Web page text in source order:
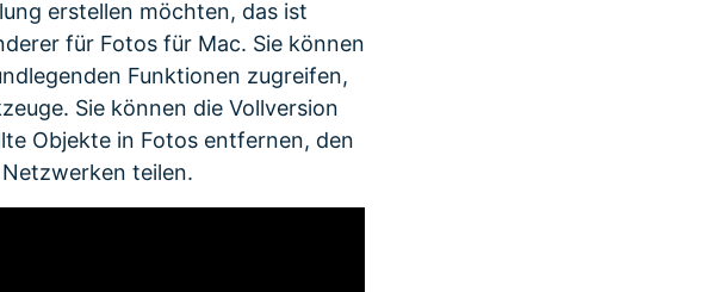
erstellen möchten, das ist
für Fotos für Mac. Sie können
Funktionen zugreifen,
Sie können die Vollversion
Objekte in Fotos entfernen, den
teilen.